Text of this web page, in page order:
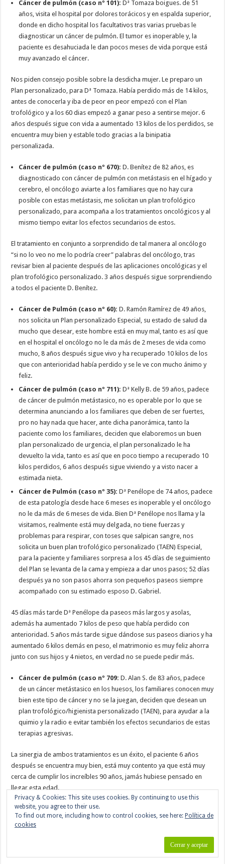
Cáncer de pulmón (caso nº 101):Dª Tomaza boigues. de 51
años, visita el hospital por dolores torácicos y en espalda superior,
donde en dicho hospital los facultativos tras varias pruebas le
diagnosticar un cáncer de pulmón. El tumor es inoperable y, la
paciente es desahuciada le dan pocos meses de vida porque está
muy avanzado el cáncer.
Nos piden consejo posible sobre la desdicha mujer. Le preparo un
Plan personalizado, para Dª Tomaza. Había perdido más de 14 kilos,
antes de conocerla y iba de peor en peor empezó con el Plan
trofológico y a los 60 dias empezó a ganar peso a sentirse mejor. 6
años después sigue con vida a aumentado 13 kilos de los perdidos, se
encuentra muy bien y estable todo gracias a la binipatia
personalizada.
Cáncer de pulmón (caso nº 670):D. Benítez de 82 años, es
diagnosticado con cáncer de pulmón con metástasis en el hígado y
cerebro, el oncólogo aviarte a los familiares que no hay cura
posible con estas metástasis, me solicitan un plan trofológico
personalizado, para acompaña a los tratamientos oncológicos y al
mismo tiempo evitar los efectos secundarios de estos.
El tratamiento en conjunto a sorprendido de tal manera al oncólogo
“si no lo veo no me lo podría creer” palabras del oncólogo, tras
revisar bien al paciente después de las aplicaciones oncológicas y el
plan trofológico personalizado. 3 años después sigue sorprendiendo
a todos el paciente D. Benítez.
Cáncer de Pulmón (caso nº 60): D. Ramón Ramírez de 49 años,
nos solicita un Plan personalizado Especial, su estado de salud da
mucho que desear, este hombre está en muy mal, tanto es así que
en el hospital el oncólogo no le da más de 2 meses de vida como
mucho, 8 años después sigue vivo y ha recuperado 10 kilos de los
que con anterioridad había perdido y se le ve con mucho ánimo y
feliz.
Cáncer de pulmón (caso nº 711):Dª Kelly B. de 59 años, padece
de cáncer de pulmón metástasico, no es operable por lo que se
determina anunciando a los familiares que deben de ser fuertes,
pro no hay nada que hacer, ante dicha panorámica, tanto la
paciente como los familiares, deciden que elaboremos un buen
plan personalizado de urgencia, el plan personalizado le ha
devuelto la vida, tanto es así que en poco tiempo a recuperado 10
kilos perdidos, 6 años después sigue viviendo y a visto nacer a
estimada nieta.
Cáncer de Pulmón (caso nº 35): Dª Penélope de 74 años, padece
de esta patología desde hace 6 meses es inoperable y el oncólogo
no le da más de 6 meses de vida. Bien Dª Penélope nos llama y la
visitamos, realmente está muy delgada, no tiene fuerzas y
problemas para respirar, con toses que salpican sangre, nos
solicita un buen plan trofológico personalizado (TAEN) Especial,
para la paciente y familiares sorpresa a los 45 días de seguimiento
del Plan se levanta de la cama y empieza a dar unos pasos; 52 días
después ya no son pasos ahorra son pequeños paseos siempre
acompañado con su estimado esposo D. Gabriel.
45 días más tarde Dª Penélope da paseos más largos y asolas,
además ha aumentado 7 kilos de peso que había perdido con
anterioridad. 5 años más tarde sigue dándose sus paseos diarios y ha
aumentado 6 kilos demás en peso, el matrimonio es muy feliz ahorra
junto con sus hijos y 4 nietos, en verdad no se puede pedir más.
Cáncer de pulmón (caso nº 709:D. Alan S. de 83 años, padece
de un cáncer metástasico en los huesos, los familiares conocen muy
bien este tipo de cáncer y no se la juegan, deciden que desean un
plan trofológico/higienista personalizado (TAEN), para ayudar a la
quimio y la radio e evitar también los efectos secundarios de estas
terapias agresivas.
La sinergia de ambos tratamientos es un éxito, el paciente 6 años
después se encuentra muy bien, está muy contento ya que está muy
cerca de cumplir los increíbles 90 años, jamás hubiese pensado en
llegar esta edad.
Cáncer de Pulmón (caso nº 97):
esta enfermedad desde hace año y medio, ha estado sometido a
tratamiento de los citados por si solos, y el Cáncer sigue ahí y
Privacy & Cookies: This site uses cookies. By continuing to use this
website, you agree to their use.
To find out more, including how to control cookies, see here: Política de
cookies